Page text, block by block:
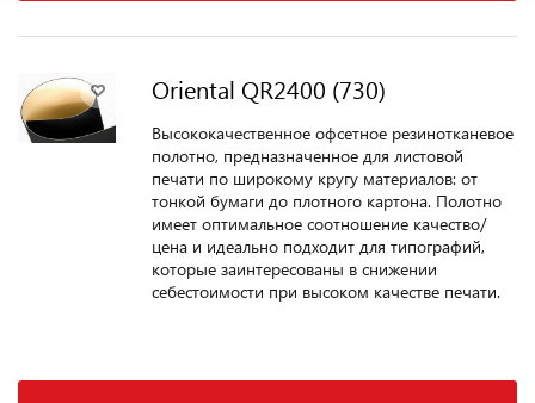
Oriental QR2400 (730)
Высококачественное офсетное резинотканевое
полотно, предназначенное для листовой
печати по широкому кругу материалов: от
тонкой бумаги до плотного картона. Полотно
имеет оптимальное соотношение качество/
цена и идеально подходит для типографий,
которые заинтересованы в снижении
себестоимости при высоком качестве печати.